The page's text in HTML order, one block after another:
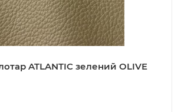
ATLANTIC зелений OLIVE